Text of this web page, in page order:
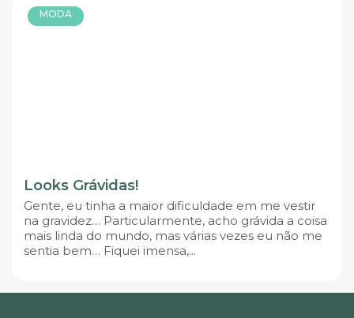
MODA
Looks Grávidas!
Gente, eu tinha a maior dificuldade em me vestir
na gravidez… Particularmente, acho grávida a coisa
mais linda do mundo, mas várias vezes eu não me
sentia bem… Fiquei imensa,...